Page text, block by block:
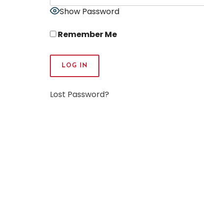
Show Password
Remember Me
Lost Password?